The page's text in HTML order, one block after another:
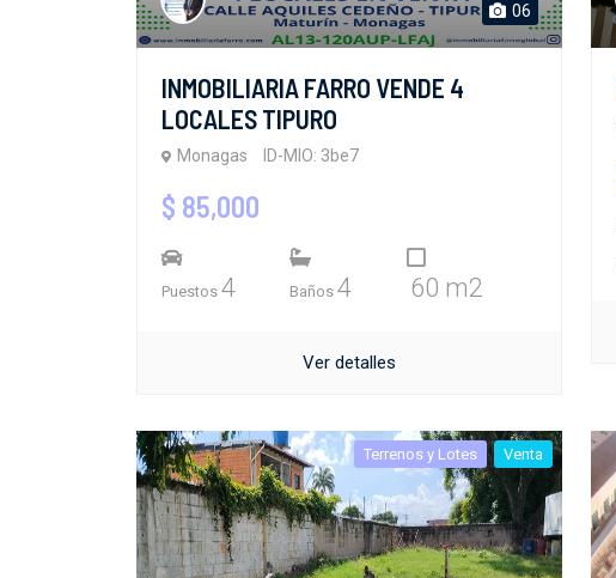
06
INMOBILIARIA FARRO VENDE 4
LOCALES TIPURO
Monagas ID-MIO: 3be7
$ 85,000
Puestos 4 Baños 4 60 m2
Ver detalles
Terrenos y Lotes Venta